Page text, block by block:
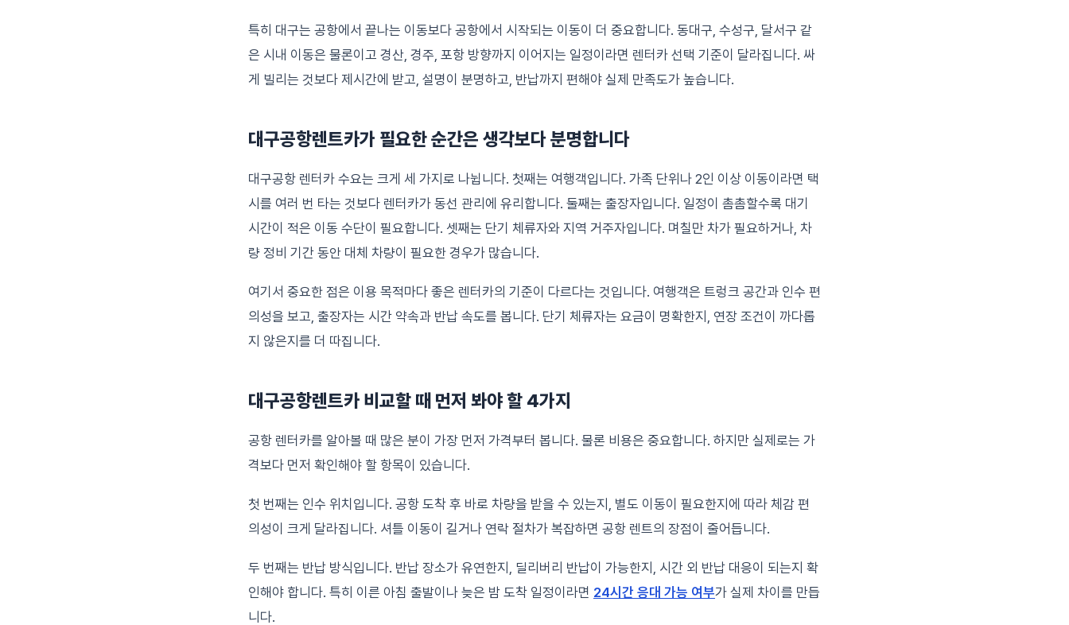
특히 대구는 공항에서 끝나는 이동보다 공항에서 시작되는 이동이 더 중요합니다. 동대구, 수성구, 달서구 같
은 시내 이동은 물론이고 경산, 경주, 포항 방향까지 이어지는 일정이라면 렌터카 선택 기준이 달라집니다. 싸
게 빌리는 것보다 제시간에 받고, 설명이 분명하고, 반납까지 편해야 실제 만족도가 높습니다.
대구공항렌트카가 필요한 순간은 생각보다 분명합니다
대구공항 렌터카 수요는 크게 세 가지로 나뉩니다. 첫째는 여행객입니다. 가족 단위나 2인 이상 이동이라면 택
시를 여러 번 타는 것보다 렌터카가 동선 관리에 유리합니다. 둘째는 출장자입니다. 일정이 촘촘할수록 대기
시간이 적은 이동 수단이 필요합니다. 셋째는 단기 체류자와 지역 거주자입니다. 며칠만 차가 필요하거나, 차
량 정비 기간 동안 대체 차량이 필요한 경우가 많습니다.
여기서 중요한 점은 이용 목적마다 좋은 렌터카의 기준이 다르다는 것입니다. 여행객은 트렁크 공간과 인수 편
의성을 보고, 출장자는 시간 약속과 반납 속도를 봅니다. 단기 체류자는 요금이 명확한지, 연장 조건이 까다롭
지 않은지를 더 따집니다.
대구공항렌트카 비교할 때 먼저 봐야 할 4가지
공항 렌터카를 알아볼 때 많은 분이 가장 먼저 가격부터 봅니다. 물론 비용은 중요합니다. 하지만 실제로는 가
격보다 먼저 확인해야 할 항목이 있습니다.
첫 번째는 인수 위치입니다. 공항 도착 후 바로 차량을 받을 수 있는지, 별도 이동이 필요한지에 따라 체감 편
의성이 크게 달라집니다. 셔틀 이동이 길거나 연락 절차가 복잡하면 공항 렌트의 장점이 줄어듭니다.
두 번째는 반납 방식입니다. 반납 장소가 유연한지, 딜리버리 반납이 가능한지, 시간 외 반납 대응이 되는지 확
인해야 합니다. 특히 이른 아침 출발이나 늦은 밤 도착 일정이라면 24시간 응대 가능 여부가 실제 차이를 만듭
니다.